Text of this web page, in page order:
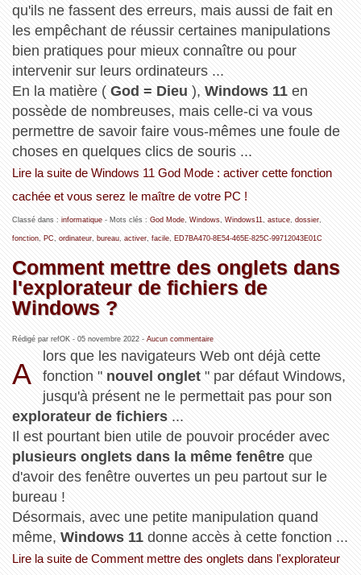
qu'ils ne fassent des erreurs, mais aussi de fait en
les empêchant de réussir certaines manipulations
bien pratiques pour mieux connaître ou pour
intervenir sur leurs ordinateurs ...
En la matière ( God = Dieu ), Windows 11en
possède de nombreuses, mais celle-ci va vous
permettre de savoir faire vous-mêmes une foule de
choses en quelques clics de souris ...
Lire la suite de Windows 11 God Mode : activer cette fonction
cachée et vous serez le maître de votre PC !
Classé dans : informatique- Mots clés : God Mode, Windows, Windows11, astuce, dossier,
fonction, PC, ordinateur, bureau, activer, facile, ED7BA470-8E54-465E-825C-99712043E01C
Comment mettre des onglets dans
l'explorateur de fichiers de
Windows ?
Rédigé par refOK - 05 novembre 2022- Aucun commentaire
A
lors que les navigateurs Web ont déjà cette
fonction " nouvel onglet " par défaut Windows,
jusqu'à présent ne le permettait pas pour son
explorateur de fichiers...
Il est pourtant bien utile de pouvoir procéder avec
plusieurs onglets dans la même fenêtreque
d'avoir des fenêtre ouvertes un peu partout sur le
bureau !
Désormais, avec une petite manipulation quand
même, Windows 11donne accès à cette fonction ...
Lire la suite de Comment mettre des onglets dans l'explorateur